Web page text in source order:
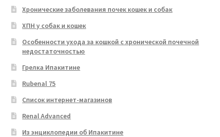
Хронические заболевания почек кошек и собак
ХПН у собак и кошек
Особенности ухода за кошкой с хронической почечной
недостаточностью
Грелка Ипакитине
Rubenal 75
Список интернет-магазинов
Renal Advanced
Из энциклопедии об Ипакитине